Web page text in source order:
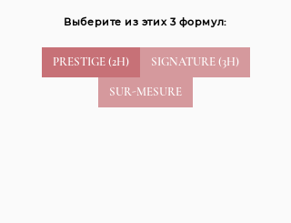
Выберите из этих 3 формул:
PRESTIGE (2H) SIGNATURE (3H)
SUR-MESURE